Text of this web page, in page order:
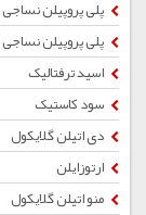
پلی پروپیلن نساجی PYI220
پلی پروپیلن نساجی SF060
اسید ترفتالیک
سود کاستیک
دی اتیلن گلایکول
ارتوزایلن
منو اتیلن گلایکول